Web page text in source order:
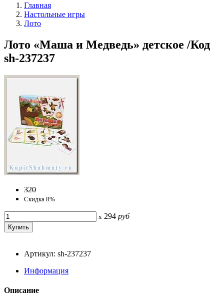
Главная
Настольные игры
Лото
Лото «Маша и Медведь» детское /Код
sh-237237
320
Скидка 8%
x 294 руб
Артикул: sh-237237
Информация
Описание